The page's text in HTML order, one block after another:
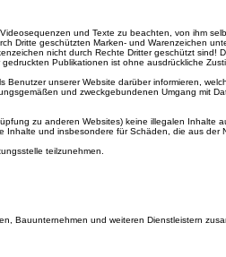
und Texte zu beachten, von ihm
geschützten Marken- und Warenzeichen
nicht durch Rechte Dritter geschützt
Publikationen ist ohne ausdrückliche
unserer Website darüber informieren,
und zweckgebundenen Umgang mit
zu anderen Websites) keine illegalen
und insbesondere für Schäden, die aus
teilzunehmen.
Bauunternehmen und weiteren Dienstleistern